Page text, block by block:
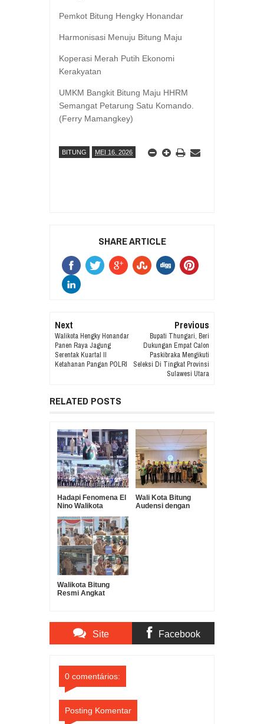
Pemkot Bitung Hengky Honandar
Harmonisasi Menuju Bitung Maju
Koperasi Merah Putih Ekonomi
Kerakyatan
UMKM Bangkit Bitung Maju HHRM
Semangat Petarung Satu Komando.
(Ferry Mamangkey)
BITUNG MEI 16, 2026
SHARE ARTICLE
Next
Walikota Hengky Honandar
Panen Raya Jagung
Serentak Kuartal II
Ketahanan Pangan POLRI
Previous
Bupati Thungari, Beri
Dukungan Empat Calon
Paskibraka Mengikuti
Seleksi Di Tingkat Provinsi
Sulawesi Utara
RELATED POSTS
Hadapi Fenomena El
Nino Walikota
dan Kapolres Bitung
Gelar Apel Pasukan
Tanggap Bencana
Wali Kota Bitung
Audensi dengan
Walikota Bitung
Resmi Angkat
Site Facebook
0 comentários:
Posting Komentar